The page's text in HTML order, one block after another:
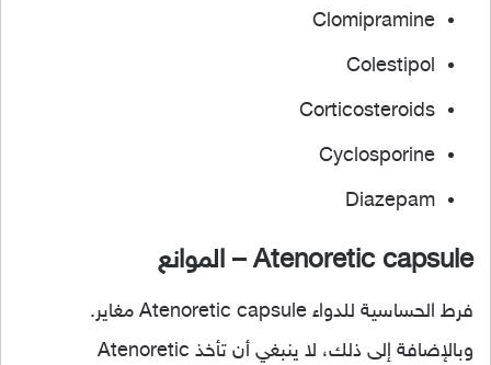
Clomipramine
Colestipol
Corticosteroids
Cyclosporine
Diazepam
Atenoretic capsule – الموانع
فرط الحساسية للدواء Atenoretic capsule مغاير.
وبالإضافة إلى ذلك، لا ينبغي أن تأخذ Atenoretic